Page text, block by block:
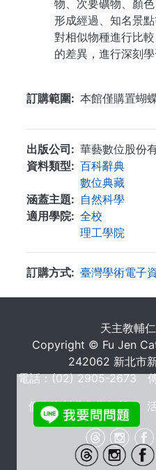
物、次要礦物、顏色
形成經過、知名景
對相似物種進行比
的差異，進行深刻
訂購範圍
本館僅購置蝴
出版公司
華藝數位股份
資料類型
百科辭典
數位典藏
涵蓋主題
自然科學
適用學院
全校
理工學院
訂購方式
臺灣學術電子
天主教輔
Copyright © Fu Jen
242062 新北市
電話：(02) 2905-2673
個人資料蒐集告知聲明